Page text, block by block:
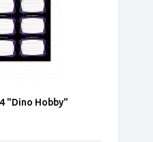
"Dino Hobby"